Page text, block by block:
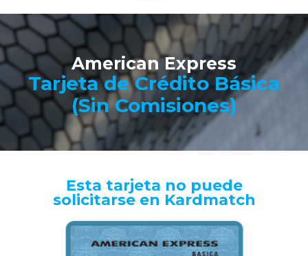
American Express
Tarjeta de Crédito Básica
(Sin Comisiones)
Esta tarjeta no puede
solicitarse en Kardmatch